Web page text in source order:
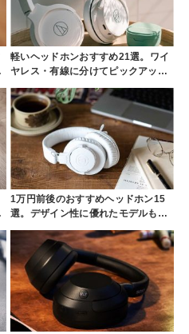
軽いヘッドホンおすすめ21選。ワイ
ヤレス・有線に分けてピックアッ…
1万円前後のおすすめヘッドホン15
選。デザイン性に優れたモデルも…